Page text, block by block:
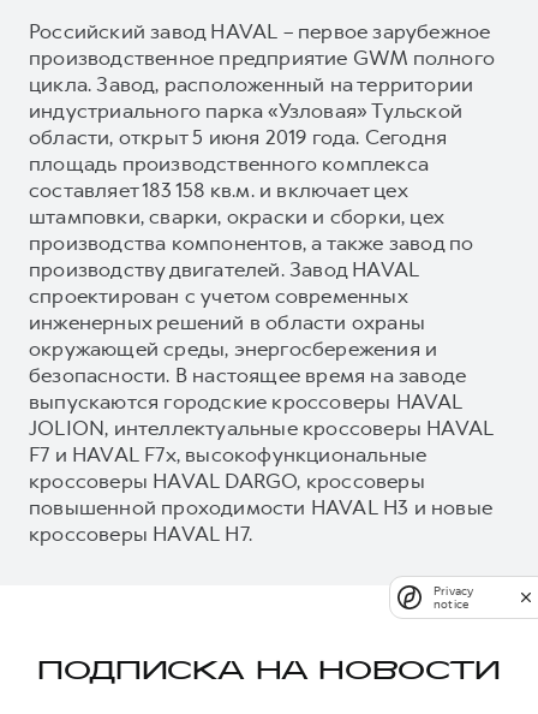
Российский завод HAVAL – первое зарубежное
производственное предприятие GWM полного
цикла. Завод, расположенный на территории
индустриального парка «Узловая» Тульской
области, открыт 5 июня 2019 года. Сегодня
площадь производственного комплекса
составляет 183 158 кв.м. и включает цех
штамповки, сварки, окраски и сборки, цех
производства компонентов, а также завод по
производству двигателей. Завод HAVAL
спроектирован с учетом современных
инженерных решений в области охраны
окружающей среды, энергосбережения и
безопасности. В настоящее время на заводе
выпускаются городские кроссоверы HAVAL
JOLION, интеллектуальные кроссоверы HAVAL
F7 и HAVAL F7x, высокофункциональные
кроссоверы HAVAL DARGO, кроссоверы
повышенной проходимости HAVAL H3 и новые
кроссоверы HAVAL H7.
ПОДПИСКА НА НОВОСТИ
Privacy
notice